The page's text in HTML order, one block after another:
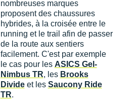
nombreuses marques
proposent des chaussures
hybrides, à la croisée entre le
running et le trail afin de passer
de la route aux sentiers
facilement. C'est par exemple
le cas pour les ASICS Gel-
Nimbus TR, les Brooks
Divideet les Saucony Ride
TR.